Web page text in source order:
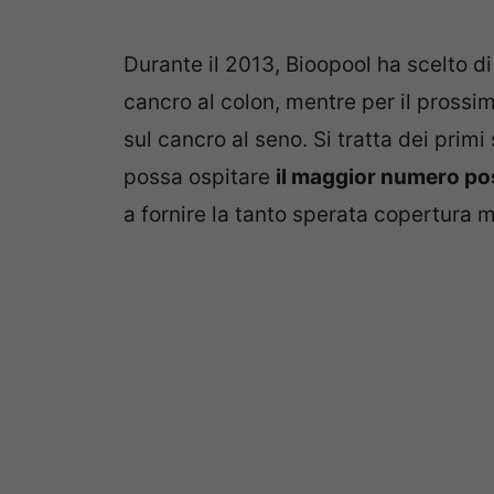
Durante il 2013, Bioopool ha scelto
cancro al colon, mentre per il
sul cancro al seno. Si tratta dei
possa ospitare il maggior numero
a fornire la tanto sperata copertura